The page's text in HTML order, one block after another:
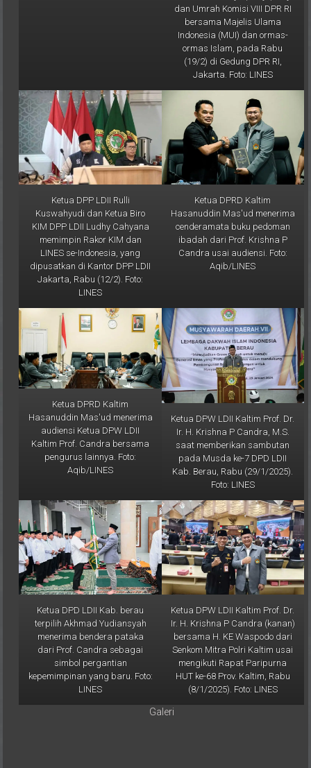
bersama Majelis Ulama
Indonesia (MUI) dan ormas-
ormas Islam, pada Rabu
(19/2) di Gedung DPR RI,
Jakarta. Foto: LINES
Ketua DPP LDII Rulli
Kuswahyudi dan Ketua Biro
KIM DPP LDII Ludhy Cahyana
memimpin Rakor KIM dan
LINES se-Indonesia, yang
dipusatkan di Kantor DPP LDII
Jakarta, Rabu (12/2). Foto:
LINES
Ketua DPRD Kaltim
Hasanuddin Mas'ud menerima
cenderamata buku pedoman
ibadah dari Prof. Krishna P
Candra usai audiensi. Foto:
Aqib/LINES
Ketua DPRD Kaltim
Hasanuddin Mas'ud menerima
audiensi Ketua DPW LDII
Kaltim Prof. Candra bersama
pengurus lainnya. Foto:
Aqib/LINES
Ketua DPW LDII Kaltim Prof. Dr.
Ir. H. Krishna P Candra, M.S.
saat memberikan sambutan
pada Musda ke-7 DPD LDII
Kab. Berau, Rabu (29/1/2025).
Foto: LINES
Ketua DPD LDII Kab. berau
terpilih Akhmad Yudiansyah
menerima bendera pataka
dari Prof. Candra sebagai
simbol pergantian
kepemimpinan yang baru. Foto:
LINES
Ketua DPW LDII Kaltim Prof. Dr.
Ir. H. Krishna P Candra (kanan)
bersama H. KE Waspodo dari
Senkom Mitra Polri Kaltim usai
mengikuti Rapat Paripurna
HUT ke-68 Prov. Kaltim, Rabu
(8/1/2025). Foto: LINES